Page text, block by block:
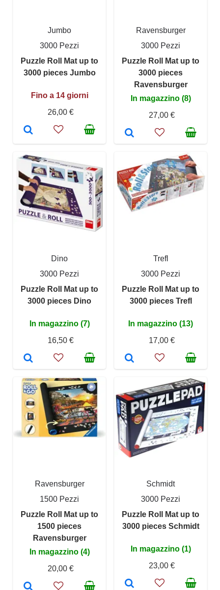
Jumbo
3000 Pezzi
Puzzle Roll Mat up to
3000 pieces Jumbo
Fino a 14 giorni
26,00 €
Ravensburger
3000 Pezzi
Puzzle Roll Mat up to
3000 pieces
Ravensburger
In magazzino (8)
27,00 €
Dino
3000 Pezzi
Puzzle Roll Mat up to
3000 pieces Dino
In magazzino (7)
16,50 €
Trefl
3000 Pezzi
Puzzle Roll Mat up to
3000 pieces Trefl
In magazzino (13)
17,00 €
Ravensburger
1500 Pezzi
Puzzle Roll Mat up to
1500 pieces
Ravensburger
In magazzino (4)
20,00 €
Schmidt
3000 Pezzi
Puzzle Roll Mat up to
3000 pieces Schmidt
In magazzino (1)
23,00 €